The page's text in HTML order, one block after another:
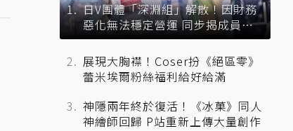
日V團體「深淵組」解散！因財務
惡化無法穩定營運 同步揭成員未
來去向
展現大胸襟！Coser扮《絕區零》
蕾米埃爾粉絲福利給好給滿
神隱兩年終於復活！《冰菓》同人
神繪師回歸 P站重新上傳大量創作